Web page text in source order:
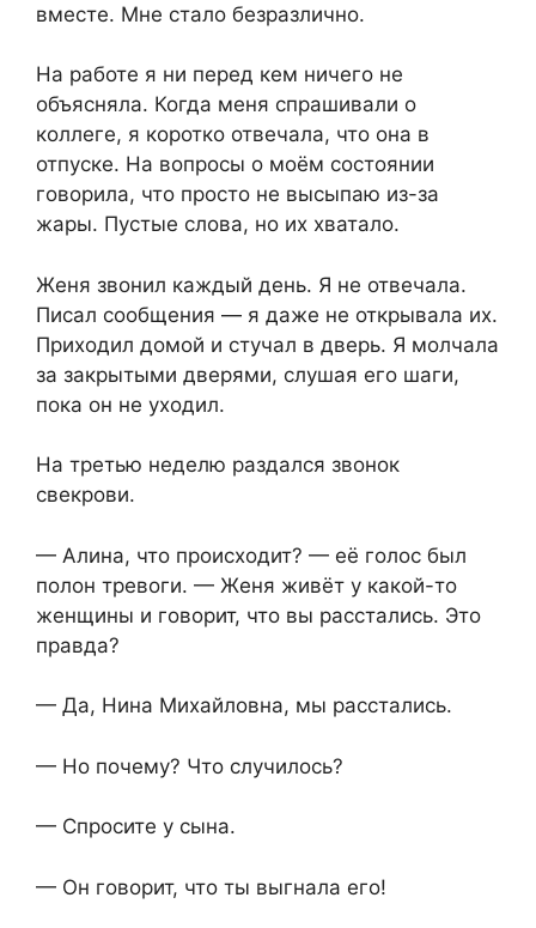
вместе. Мне стало безразлично.
На работе я ни перед кем ничего не
объясняла. Когда меня спрашивали о
коллеге, я коротко отвечала, что она в
отпуске. На вопросы о моём состоянии
говорила, что просто не высыпаю из-за
жары. Пустые слова, но их хватало.
Женя звонил каждый день. Я не отвечала.
Писал сообщения — я даже не открывала их.
Приходил домой и стучал в дверь. Я молчала
за закрытыми дверями, слушая его шаги,
пока он не уходил.
На третью неделю раздался звонок
свекрови.
— Алина, что происходит? — её голос был
полон тревоги. — Женя живёт у какой-то
женщины и говорит, что вы расстались. Это
правда?
— Да, Нина Михайловна, мы расстались.
— Но почему? Что случилось?
— Спросите у сына.
— Он говорит, что ты выгнала его!